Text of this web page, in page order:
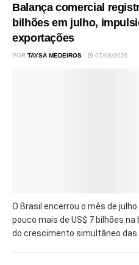
Balança comercial
bilhões em julho,
exportações
POR TAYSA MEDEIROS 07/08/2026
O Brasil encerrou o mês de
pouco mais de US$ 7 bilhões
do crescimento simultâneo das